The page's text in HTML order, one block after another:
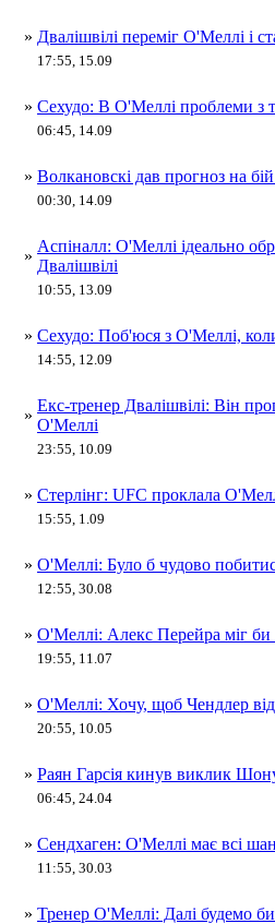
» Двалішвілі переміг О'Меллі і
17:55, 15.09
» Сехудо: В О'Меллі проблеми з
06:45, 14.09
» Волкановскі дав прогноз на
00:30, 14.09
»
Аспіналл: О'Меллі ідеально
Двалішвілі
10:55, 13.09
» Сехудо: Поб'юся з О'Меллі,
14:55, 12.09
»
Екс-тренер Двалішвілі: Він
О'Меллі
23:55, 10.09
» Стерлінг: UFC проклала
15:55, 1.09
» О'Меллі: Було б чудово
12:55, 30.08
» О'Меллі: Алекс Перейра міг
19:55, 11.07
» О'Меллі: Хочу, щоб Чендлер
20:55, 10.05
» Раян Гарсія кинув виклик
06:45, 24.04
» Сендхаген: О'Меллі має всі
11:55, 30.03
» Тренер О'Меллі: Далі будемо